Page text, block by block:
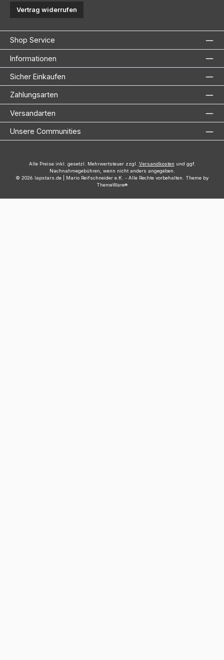
Vertrag widerrufen
Shop Service
Informationen
Sicher Einkaufen
Zahlungsarten
Versandarten
Unsere Communities
Alle Preise inkl. gesetzl. Mehrwertsteuer zzgl. Versandkosten und ggf.
Nachnahmegebühren, wenn nicht anders angegeben.
© 2026 lapstars.de | Mario Reifschneider e.K. - Alle Rechte vorbehalten. Theme by
ThemeWare®